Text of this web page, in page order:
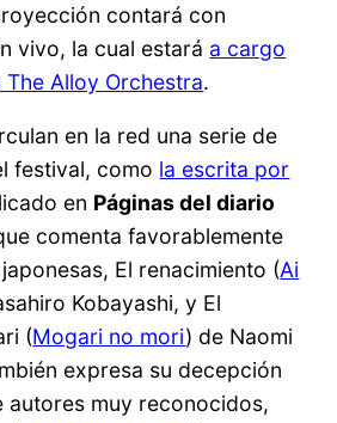
contará con
vivo, la cual estará a cargo
Alloy Orchestra.
en la red una serie de
festival, como la escrita por
en Páginas del diario
comenta favorablemente
El renacimiento (Ai
Kobayashi, y El
(Mogari no mori) de Naomi
expresa su decepción
autores muy reconocidos,